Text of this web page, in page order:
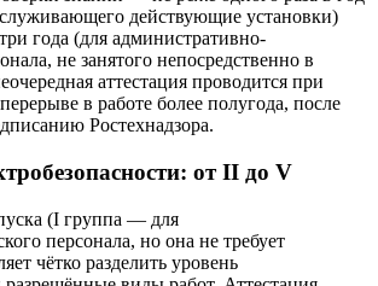
действующие установки)
года (для административно-
не занятого непосредственно в
аттестация проводится при
в работе более полугода, после
Ростехнадзора.
от II до V
(I группа — для
персонала, но она не требует
чётко разделить уровень